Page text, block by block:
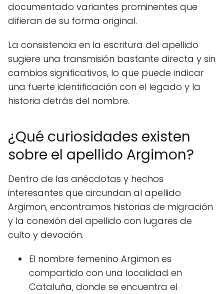
documentado variantes prominentes que
difieran de su forma original.
La consistencia en la escritura del apellido
sugiere una transmisión bastante directa y sin
cambios significativos, lo que puede indicar
una fuerte identificación con el legado y la
historia detrás del nombre.
¿Qué curiosidades existen
sobre el apellido Argimon?
Dentro de las anécdotas y hechos
interesantes que circundan al apellido
Argimon, encontramos historias de migración
y la conexión del apellido con lugares de
culto y devoción.
El nombre femenino Argimon es
compartido con una localidad en
Cataluña, donde se encuentra el